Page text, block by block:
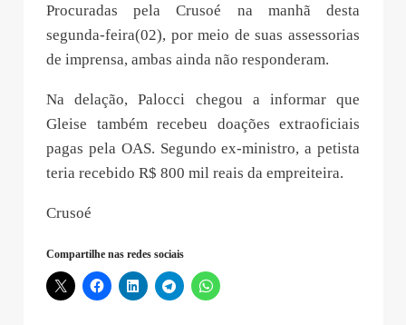
Procuradas pela Crusoé na manhã desta
segunda-feira(02), por meio de suas assessorias
de imprensa, ambas ainda não responderam.
Na delação, Palocci chegou a informar que
Gleise também recebeu doações extraoficiais
pagas pela OAS. Segundo ex-ministro, a petista
teria recebido R$ 800 mil reais da empreiteira.
Crusoé
Compartilhe nas redes sociais